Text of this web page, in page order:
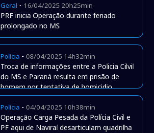
Geral - 16/04/2025 20h25min
PRF inicia Operação durante feriado
prolongado no MS
Polícia -08/04/2025 14h32min
Troca de informações entre a Policia Cilvil
do MS e Paraná resulta em prisão de
homem por tentativa de homicidio
Polícia -04/04/2025 10h38min
Operação Carga Pesada da Polícia Civil e
PF aqui de Naviraí desarticulam quadrilha